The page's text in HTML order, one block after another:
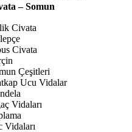
– Somun
Civata
Civata
Çeşitleri
Ucu Vidalar
Vidaları
Vidaları